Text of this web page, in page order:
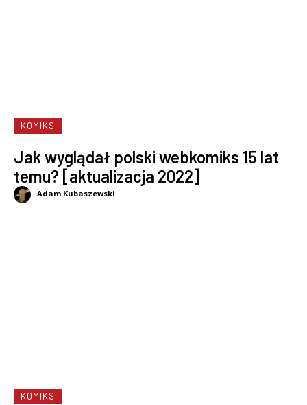
KOMIKS
Jak wyglądał polski webkomiks 15 lat
temu? [aktualizacja 2022]
Adam Kubaszewski
KOMIKS